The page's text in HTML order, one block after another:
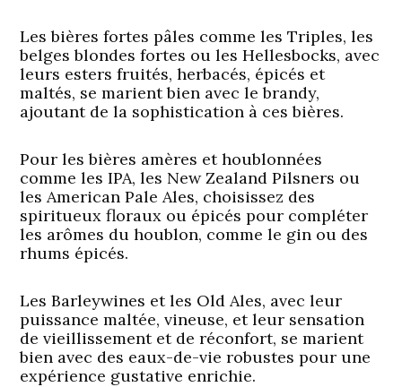
Les bières fortes pâles comme les Triples, les
belges blondes fortes ou les Hellesbocks, avec
leurs esters fruités, herbacés, épicés et
maltés, se marient bien avec le brandy,
ajoutant de la sophistication à ces bières.
Pour les bières amères et houblonnées
comme les IPA, les New Zealand Pilsners ou
les American Pale Ales, choisissez des
spiritueux floraux ou épicés pour compléter
les arômes du houblon, comme le gin ou des
rhums épicés.
Les Barleywines et les Old Ales, avec leur
puissance maltée, vineuse, et leur sensation
de vieillissement et de réconfort, se marient
bien avec des eaux-de-vie robustes pour une
expérience gustative enrichie.